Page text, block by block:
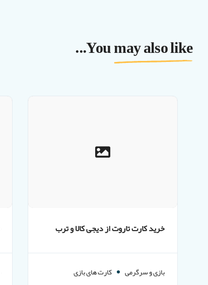
You may also like...
خرید کارت تاروت از دیجی کالا و ترب
بازی و سرگرمی کارت های بازی